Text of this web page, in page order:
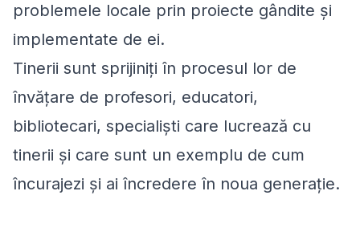
problemele locale prin proiecte gândite și
implementate de ei.
Tinerii sunt sprijiniți în procesul lor de
învățare de profesori, educatori,
bibliotecari, specialiști care lucrează cu
tinerii și care sunt un exemplu de cum
încurajezi și ai încredere în noua generație.